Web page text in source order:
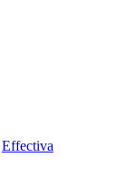
Effectiva